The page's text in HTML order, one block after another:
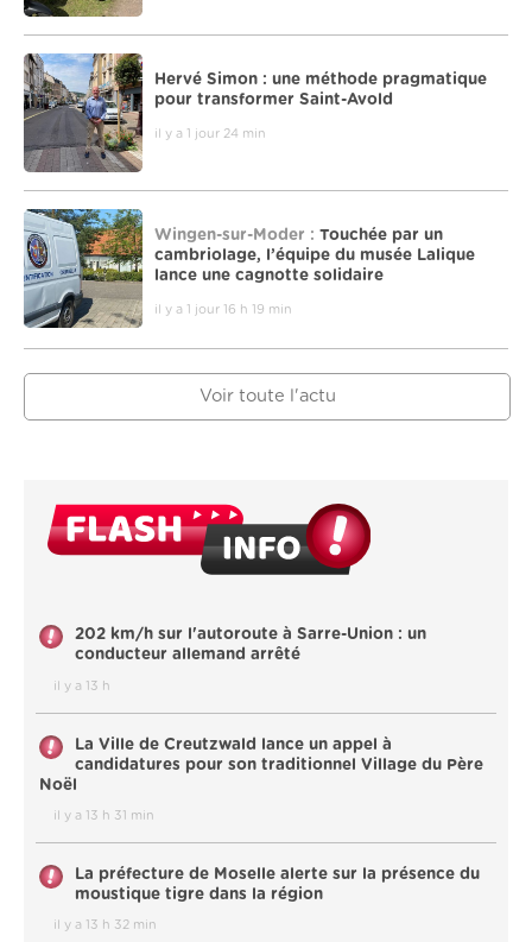
Hervé Simon : une méthode pragmatique
pour transformer Saint-Avold
il y a 1 jour 24 min
Wingen-sur-Moder : Touchée par un
cambriolage, l’équipe du musée Lalique
lance une cagnotte solidaire
il y a 1 jour 16 h 19 min
Voir toute l'actu
202 km/h sur l'autoroute à Sarre-Union : un
conducteur allemand arrêté
il y a 13 h
La Ville de Creutzwald lance un appel à
candidatures pour son traditionnel Village du Père
Noël
il y a 13 h 31 min
La préfecture de Moselle alerte sur la présence du
moustique tigre dans la région
il y a 13 h 32 min